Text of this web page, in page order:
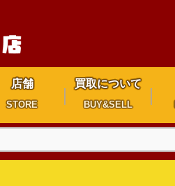
店舗
STORE
買取について
BUY&SELL